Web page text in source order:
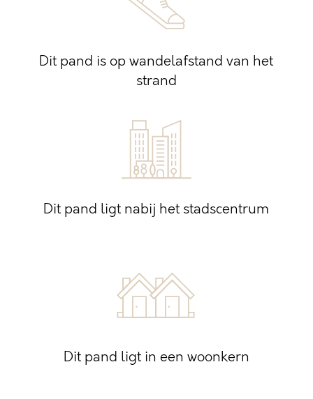
Dit pand is op wandelafstand van het
strand
Dit pand ligt nabij het stadscentrum
Dit pand ligt in een woonkern